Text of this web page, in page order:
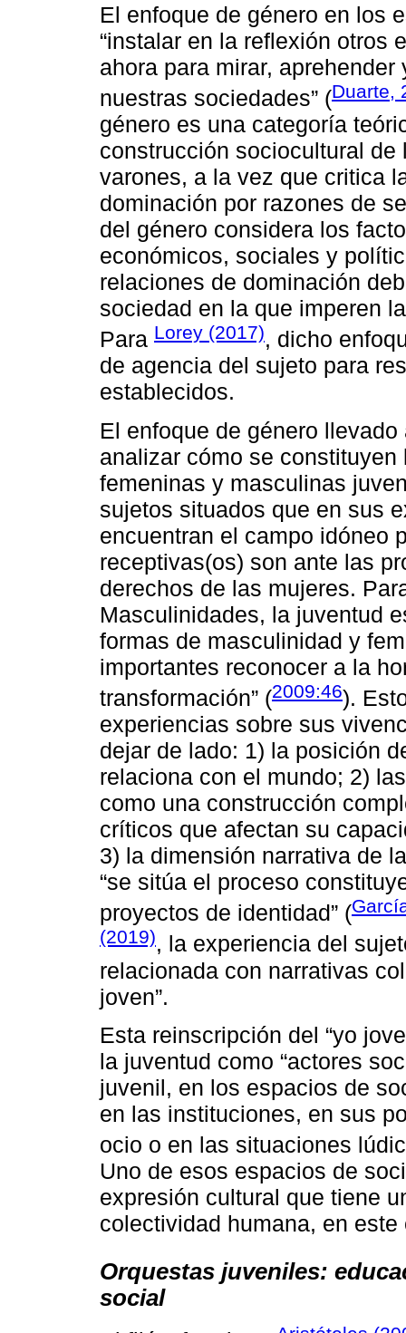
El enfoque de género en los
“instalar en la reflexión otros
ahora para mirar,
nuestras sociedades” (Duarte,
género es una categoría
construcción sociocultural
varones, a la vez que critica
dominación por razones de
del género considera los
económicos, sociales y
relaciones de dominación
sociedad en la que imperen
Para Lorey (2017), dicho
de agencia del sujeto para
establecidos.
El enfoque de género
analizar cómo se
femeninas y masculinas
sujetos situados que en sus
encuentran el campo idóneo
receptivas(os) son ante las
derechos de las mujeres.
Masculinidades, la juventud
formas de masculinidad y
importantes reconocer a la
transformación” (2009:46).
experiencias sobre sus
dejar de lado: 1) la posición
relaciona con el mundo; 2)
como una construcción
críticos que afectan su
3) la dimensión narrativa de
“se sitúa el proceso
proyectos de identidad” (
(2019), la experiencia del
relacionada con narrativas
joven”.
Esta reinscripción del “yo
la juventud como “actores
juvenil, en los espacios de
en las instituciones, en sus
ocio o en las situaciones
Uno de esos espacios de
expresión cultural que tiene
colectividad humana, en
Orquestas juveniles:
social